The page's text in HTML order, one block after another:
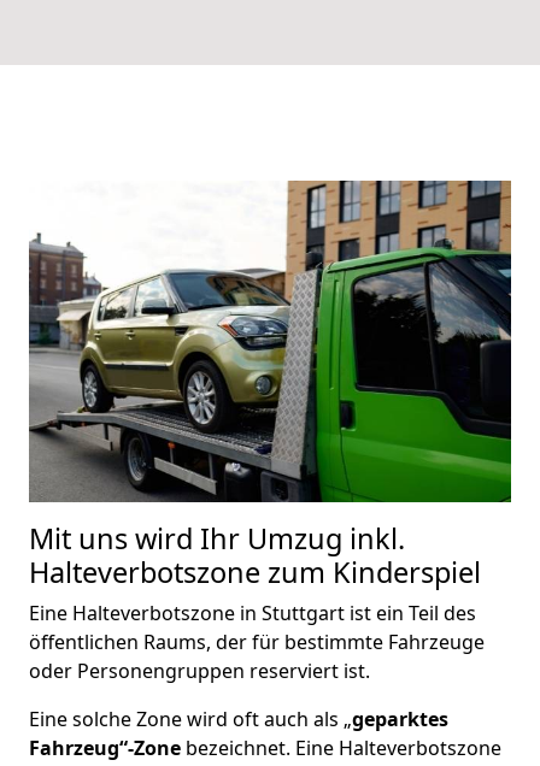
Mit uns wird Ihr Umzug inkl.
Halteverbotszone zum Kinderspiel
Eine Halteverbotszone in Stuttgart ist ein Teil des
öffentlichen Raums, der für bestimmte Fahrzeuge
oder Personengruppen reserviert ist.
Eine solche Zone wird oft auch als „geparktes
Fahrzeug“-Zone bezeichnet. Eine Halteverbotszone